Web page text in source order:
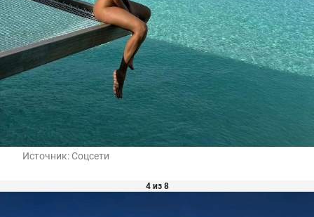
Источник: Соцсети
4 из 8